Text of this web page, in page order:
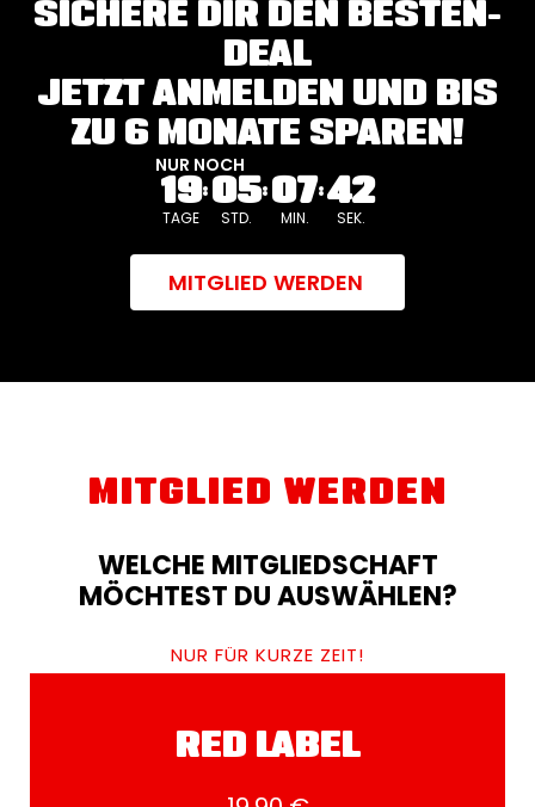
SICHERE DIR DEN BESTEN-
DEAL
JETZT ANMELDEN UND BIS
ZU 6 MONATE SPAREN!
NUR NOCH
19
TAGE
05
STD.
07
MIN.
39
SEK.
MITGLIED WERDEN
MITGLIED WERDEN
WELCHE MITGLIEDSCHAFT
MÖCHTEST DU AUSWÄHLEN?
NUR FÜR KURZE ZEIT!
RED LABEL